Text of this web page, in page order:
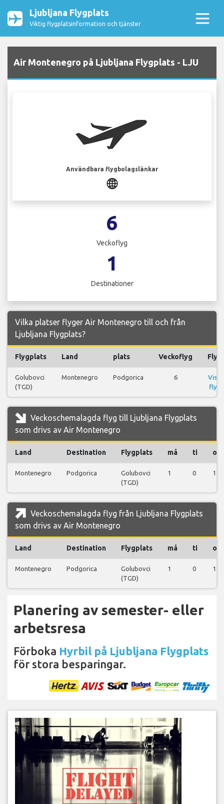
Ljubljana Flygplats
Viktig flygplatsinformation och tjänster
Air Montenegro på Ljubljana Flygplats - LJU
Användbara flygbolagslänkar
6
Veckoflyg
1
Destinationer
Vilka platser flyger Air Montenegro till och från
Ljubljana Flygplats?
Flygplats Land plats Veckoflyg Flyg
Golubovci
(TGD)
Montenegro Podgorica 6
Visa
flyg
Veckoschemalagda flyg till Ljubljana Flygplats
som drivs av Air Montenegro
Land Destination Flygplats må ti on
Montenegro Podgorica
Golubovci
(TGD)
1 0 1
Veckoschemalagda flyg från Ljubljana Flygplats
som drivs av Air Montenegro
Land Destination Flygplats må ti on
Montenegro Podgorica
Golubovci
(TGD)
1 0 1
Planering av semester- eller
arbetsresa
Förboka Hyrbil på Ljubljana Flygplats
för stora besparingar.